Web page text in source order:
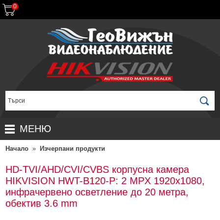
0
МЕНЮ
НАЧАЛО
ПРОДУКТИ
ПРОМОЦИИ
НОВИ ПРОДУКТИ
ЗА ДИСТРИБУТОРИ
ГАРАНЦИОННИ УСЛОВИЯ
Начало » Изчерпани продукти
HD-TVI/AHD/CVI/CVBS корпусна камера
HIKVISION HWT-B120-P: 2 MPX 1920x1080,
инфрачервено осветление до 20 метра,
обектив 3.6 mm